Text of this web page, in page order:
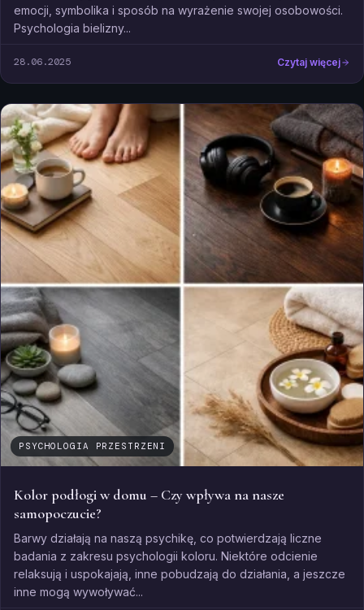
emocji, symbolika i sposób na wyrażenie swojej osobowości.
Psychologia bielizny...
28.06.2025 Czytaj więcej
PSYCHOLOGIA PRZESTRZENI
Kolor podłogi w domu – Czy wpływa na nasze
samopoczucie?
Barwy działają na naszą psychikę, co potwierdzają liczne
badania z zakresu psychologii koloru. Niektóre odcienie
relaksują i uspokajają, inne pobudzają do działania, a jeszcze
inne mogą wywoływać...